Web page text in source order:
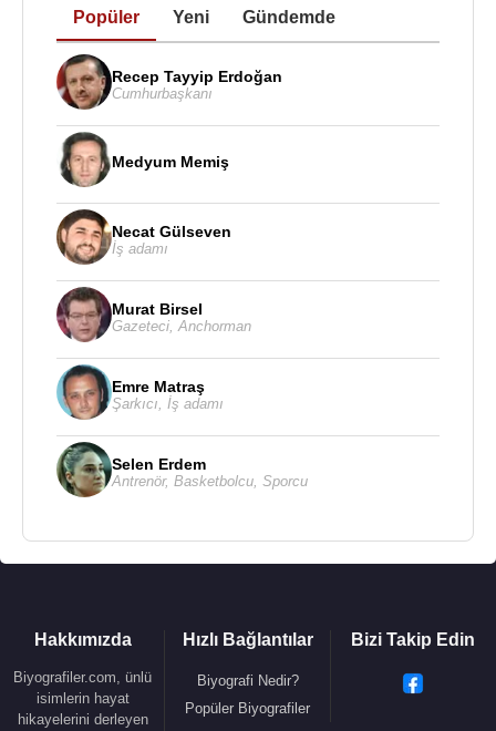
Popüler Yeni Gündemde
Recep Tayyip Erdoğan
Cumhurbaşkanı
Medyum Memiş
Necat Gülseven
İş adamı
Murat Birsel
Gazeteci Anchorman
Emre Matraş
Şarkıcı İş adamı
Selen Erdem
Antrenör, Basketbolcu Sporcu
Hakkımızda
Biyografiler.com, ünlü
isimlerin hayat
hikayelerini derleyen
Hızlı Bağlantılar
Biyografi Nedir?
Popüler Biyografiler
Bizi Takip Edin